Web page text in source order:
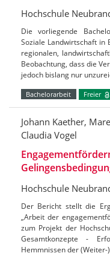
Hochschule
Die vorliegende
Soziale Landwirtschaft in
regionalen,
Beobachtung, dass die
jedoch bislang nur
Bachelorarbeit Freier
Johann Kaether,
Claudia Vogel
Hochschule
Der Bericht stellt die
„Arbeit der
zum Projekt der
Gesamtkonzepte -
Hemmnissen der